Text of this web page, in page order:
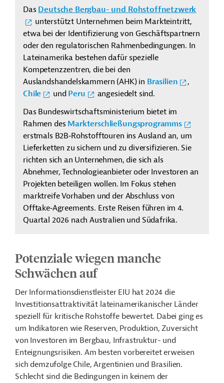
Das Deutsche Bergbau- und Rohstoffnetzwerk
unterstützt Unternehmen beim Markteintritt,
etwa bei der Identifizierung von Geschäftspartnern
oder den regulatorischen Rahmenbedingungen. In
Lateinamerika bestehen dafür spezielle
Kompetenzzentren, die bei den
Auslandshandelskammern (AHK) in Brasilien
,
Chile
und Peru
angesiedelt sind.
Das Bundeswirtschaftsministerium bietet im
Rahmen des Markterschließungsprogramms
erstmals B2B‑Rohstofftouren ins Ausland an, um
Lieferketten zu sichern und zu diversifizieren. Sie
richten sich an Unternehmen, die sich als
Abnehmer, Technologieanbieter oder Investoren an
Projekten beteiligen wollen. Im Fokus stehen
marktreife Vorhaben und der Abschluss von
Offtake‑Agreements. Erste Reisen führen im 4.
Quartal 2026 nach Australien und Südafrika.
Potenziale wiegen manche
Schwächen auf
Der Informationsdienstleister EIU hat 2024 die
Investitionsattraktivität lateinamerikanischer Länder
speziell für kritische Rohstoffe bewertet. Dabei ging es
um Indikatoren wie Reserven, Produktion, Zuversicht
von Investoren im Bergbau, Infrastruktur- und
Enteignungsrisiken. Am besten vorbereitet erweisen
sich demzufolge Chile, Argentinien und Brasilien.
Schlecht sind die Bedingungen in keinem der